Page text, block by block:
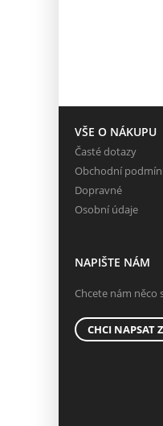
VŠE O NÁKUPU
Časté dotazy
Obchodní
Dopravné
Osobní údaje
NAPIŠTE NÁM
Chcete nám
CHCI NAPSAT